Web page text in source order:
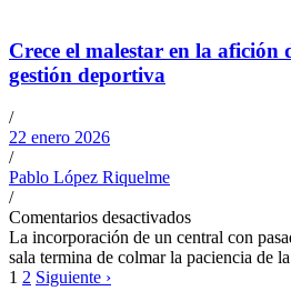
Crece el malestar en la afición
gestión deportiva
/
22 enero 2026
/
Pablo López Riquelme
/
Comentarios desactivados
La incorporación de un central con
sala termina de colmar la paciencia de
1 2 Siguiente ›